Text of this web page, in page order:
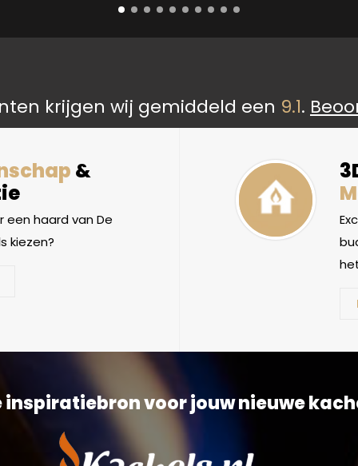
krijgen wij gemiddeld een 9.1.
&
een haard van De
kiezen?
inspiratiebron voor jouw nieuwe